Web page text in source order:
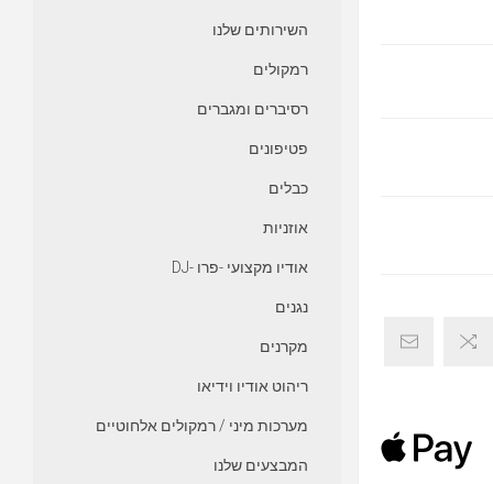
השירותים שלנו
רמקולים
רסיברים ומגברים
פטיפונים
כבלים
אוזניות
אודיו מקצועי -פרו -DJ
נגנים
מקרנים
ריהוט אודיו וידיאו
מערכות מיני / רמקולים אלחוטיים
המבצעים שלנו